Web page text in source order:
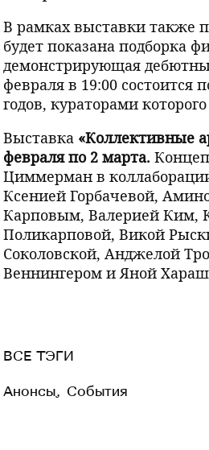
В рамках выставки также
будет показана подборка
демонстрирующая
февраля в 19:00 состоится
годов, кураторами
Выставка «Коллективные
февраля по 2 марта.
Циммерман в
Ксенией Горбачевой,
Карповым, Валерией Ким,
Поликарповой, Викой
Соколовской, Анджелой
Веннингером и Яной
ВСЕ ТЭГИ
Анонсы, События